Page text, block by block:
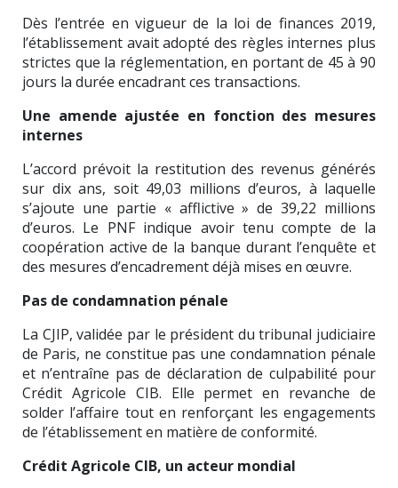
Dès l’entrée en vigueur de la loi de finances 2019,
l’établissement avait adopté des règles internes plus
strictes que la réglementation, en portant de 45 à 90
jours la durée encadrant ces transactions.
Une amende ajustée en fonction des mesures
internes
L’accord prévoit la restitution des revenus générés
sur dix ans, soit 49,03 millions d’euros, à laquelle
s’ajoute une partie « afflictive » de 39,22 millions
d’euros. Le PNF indique avoir tenu compte de la
coopération active de la banque durant l’enquête et
des mesures d’encadrement déjà mises en œuvre.
Pas de condamnation pénale
La CJIP, validée par le président du tribunal judiciaire
de Paris, ne constitue pas une condamnation pénale
et n’entraîne pas de déclaration de culpabilité pour
Crédit Agricole CIB. Elle permet en revanche de
solder l’affaire tout en renforçant les engagements
de l’établissement en matière de conformité.
Crédit Agricole CIB, un acteur mondial